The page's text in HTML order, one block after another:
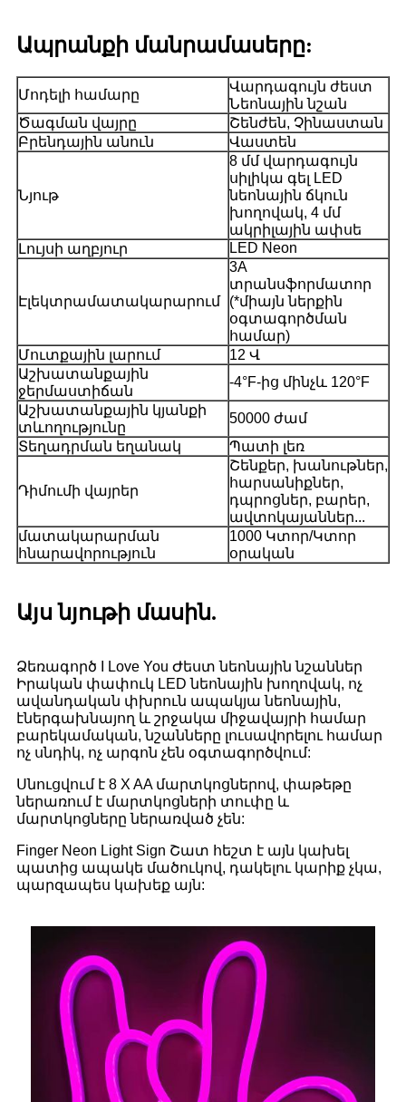
Ապրանքի մանրամասերը:
Մոդելի համարը
Վարդագույն ժեստ
Նեոնային նշան
Ծագման վայրը
Շենժեն, Չինաստան
Բրենդային անուն
Վաստեն
Նյութ
8 մմ վարդագույն
սիլիկա գել LED
նեոնային ճկուն
խողովակ, 4 մմ
ակրիլային ափսե
Լույսի աղբյուր
LED Neon
Էլեկտրամատակարարում
3A
տրանսֆորմատոր
(*միայն ներքին
օգտագործման
համար)
Մուտքային լարում
12 Վ
Աշխատանքային
ջերմաստիճան
-4°F-ից մինչև 120°F
Աշխատանքային կյանքի
տևողությունը
50000 ժամ
Տեղադրման եղանակ
Պատի լեռ
Դիմումի վայրեր
Շենքեր, խանութներ,
հարսանիքներ,
դպրոցներ, բարեր,
ավտոկայաններ...
մատակարարման
հնարավորություն
1000 Կտոր/Կտոր
օրական
Այս նյութի մասին.
Ձեռագործ I Love You Ժեստ նեոնային նշաններ
Իրական փափուկ LED նեոնային խողովակ, ոչ
ավանդական փխրուն ապակյա նեոնային,
էներգախնայող և շրջակա միջավայրի համար
բարեկամական, նշանները լուսավորելու համար
ոչ սնդիկ, ոչ արգոն չեն օգտագործվում:
Սնուցվում է 8 X ​​AA մարտկոցներով, փաթեթը
ներառում է մարտկոցների տուփը և
մարտկոցները ներառված չեն:
Finger Neon Light Sign Շատ հեշտ է այն կախել
պատից ապակե մածուկով, դակելու կարիք չկա,
պարզապես կախեք այն: